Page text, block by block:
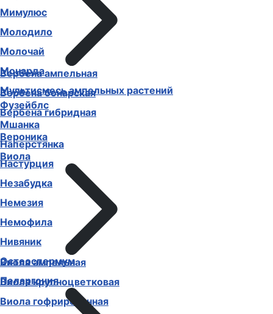
Вербена ампельная
Вербена бонарская
Вербена гибридная
Вероника
Виола
Виола ампельная
Виола крупноцветковая
Виола гофрированная
Мимулюс
Молодило
Молочай
Монарда
Мультисмесь ампельных растений
Фузейблс
Мшанка
Наперстянка
Настурция
Незабудка
Немезия
Немофила
Нивяник
Остеоспермум
Пеларгония